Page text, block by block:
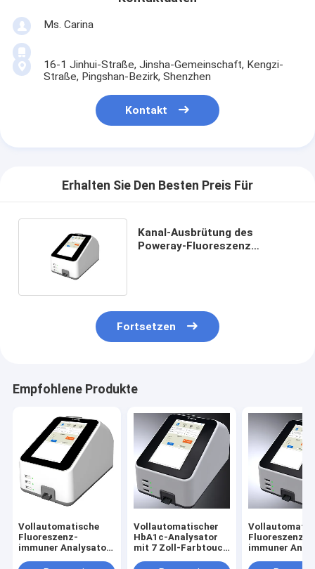
Ms. Carina
16-1 Jinhui-Straße, Jinsha-Gemeinschaft, Kengzi-
Straße, Pingshan-Bezirk, Shenzhen
Kontakt
Erhalten Sie Den Besten Preis Für
Kanal-Ausbrütung des
Poweray-Fluoreszenz
Fortsetzen
Empfohlene Produkte
Vollautomatische
Fluoreszenz-
immuner Analysator
Vollautomatischer
HbA1c-Analysator
mit 7 Zoll-Farbtouch
Fluoreszenz-
immuner